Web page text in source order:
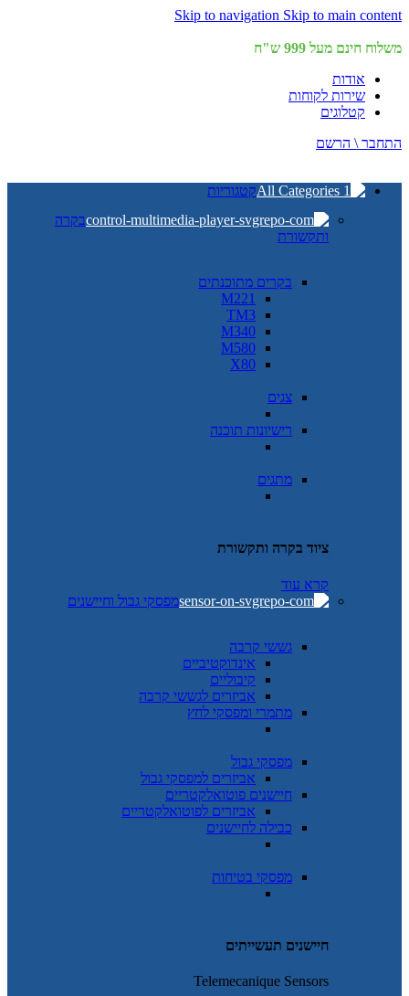
Skip to navigation Skip to main content
משלוח חינם מעל 999 ש"ח
אודות
שירות לקוחות
קטלוגים
התחבר \ הרשם
קטגוריות
בקרה
ותקשורת
בקרים מתוכנתים
M221
TM3
M340
M580
X80
צגים
רישיונות תוכנה
מתגים
ציוד בקרה ותקשורת
קרא עוד
מפסקי גבול וחיישנים
גששי קרבה
אינדוקטיביים
קיבוליים
אביזרים לגששי קרבה
מתמרי ומפסקי לחץ
מפסקי גבול
אביזרים למפסקי גבול
חיישנים פוטואלקטריים
אביזרים לפוטואלקטריים
כבילה לחיישנים
מפסקי בטיחות
חיישנים תעשייתים
Telemecanique Sensors